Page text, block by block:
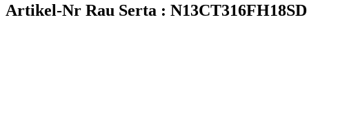
Artikel-Nr Rau Serta : N13CT316FH18SD